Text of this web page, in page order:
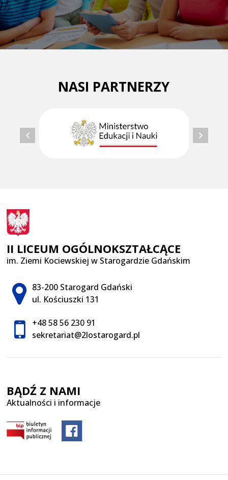
NASI PARTNERZY
II LICEUM OGÓLNOKSZTAŁCĄCE
im. Ziemi Kociewskiej w Starogardzie Gdańskim
Adres pocztowy:
83-200 Starogard Gdański
ul. Kościuszki 131
+48 58 56 230 91
sekretariat@2lostarogard.pl
BĄDŹ Z NAMI
Aktualności i informacje